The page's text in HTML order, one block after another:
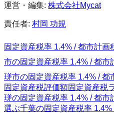
運営・編集: 株式会社Mycat
責任者: 村岡 功規
固定資産税率 1.4% / 都市計画
市の固定資産税率 1.4% / 都市
瑳市の固定資産税率 1.4% / 都
固定資産税評価額固定資産税
瑳の固定資産税率 1.4% / 都
選ぶ千葉の固定資産税率